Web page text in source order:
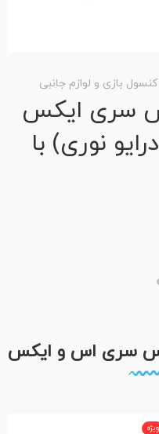
کنسول بازی و لوازم جانبی
سری ایکس
نوری) با
سری اس و ایکس
ویژه